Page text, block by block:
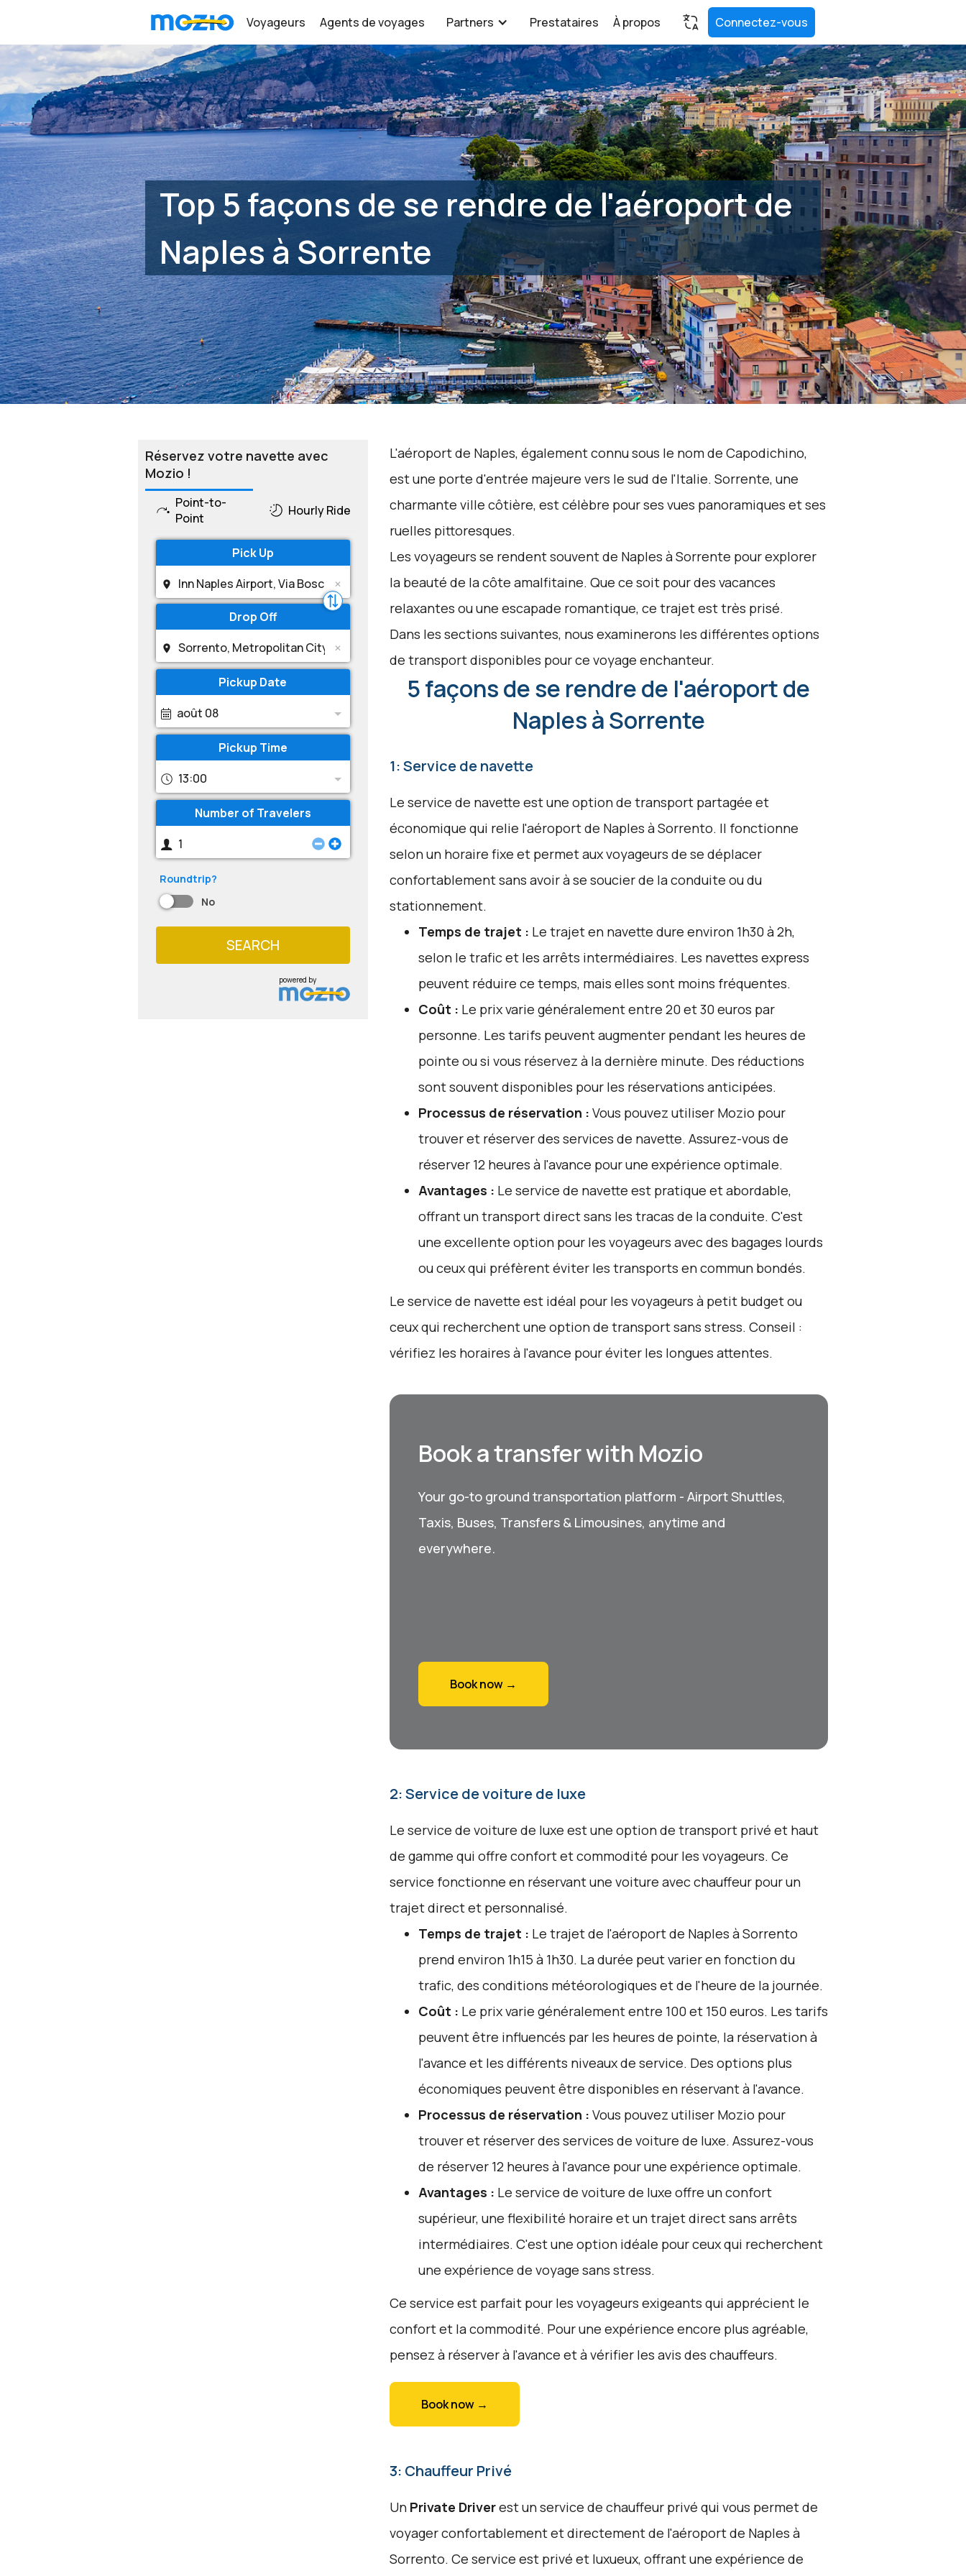
Voyageurs Agents de voyages Partners Prestataires À propos Connectez-vous
Top 5 façons de se rendre de l'aéroport de
Naples à Sorrente
Réservez votre navette avec
Mozio !
Point-to-
Point
Hourly Ride
Pick Up
Drop Off
Pickup Date
août 08
Pickup Time
13:00
Number of Travelers
Roundtrip?
No
SEARCH
powered by
L'aéroport de Naples, également connu sous le nom de Capodichino,
est une porte d'entrée majeure vers le sud de l'Italie. Sorrente, une
charmante ville côtière, est célèbre pour ses vues panoramiques et ses
ruelles pittoresques.
Les voyageurs se rendent souvent de Naples à Sorrente pour explorer
la beauté de la côte amalfitaine. Que ce soit pour des vacances
relaxantes ou une escapade romantique, ce trajet est très prisé.
Dans les sections suivantes, nous examinerons les différentes options
de transport disponibles pour ce voyage enchanteur.
5 façons de se rendre de l'aéroport de
Naples à Sorrente
1: Service de navette
Le service de navette est une option de transport partagée et
économique qui relie l'aéroport de Naples à Sorrento. Il fonctionne
selon un horaire fixe et permet aux voyageurs de se déplacer
confortablement sans avoir à se soucier de la conduite ou du
stationnement.
Temps de trajet : Le trajet en navette dure environ 1h30 à 2h,
selon le trafic et les arrêts intermédiaires. Les navettes express
peuvent réduire ce temps, mais elles sont moins fréquentes.
Coût : Le prix varie généralement entre 20 et 30 euros par
personne. Les tarifs peuvent augmenter pendant les heures de
pointe ou si vous réservez à la dernière minute. Des réductions
sont souvent disponibles pour les réservations anticipées.
Processus de réservation : Vous pouvez utiliser Mozio pour
trouver et réserver des services de navette. Assurez-vous de
réserver 12 heures à l'avance pour une expérience optimale.
Avantages : Le service de navette est pratique et abordable,
offrant un transport direct sans les tracas de la conduite. C'est
une excellente option pour les voyageurs avec des bagages lourds
ou ceux qui préfèrent éviter les transports en commun bondés.
Le service de navette est idéal pour les voyageurs à petit budget ou
ceux qui recherchent une option de transport sans stress. Conseil :
vérifiez les horaires à l'avance pour éviter les longues attentes.
Book a transfer with Mozio
Your go-to ground transportation platform - Airport Shuttles,
Taxis, Buses, Transfers & Limousines, anytime and
everywhere.
Book now →
2: Service de voiture de luxe
Le service de voiture de luxe est une option de transport privé et haut
de gamme qui offre confort et commodité pour les voyageurs. Ce
service fonctionne en réservant une voiture avec chauffeur pour un
trajet direct et personnalisé.
Temps de trajet : Le trajet de l'aéroport de Naples à Sorrento
prend environ 1h15 à 1h30. La durée peut varier en fonction du
trafic, des conditions météorologiques et de l'heure de la journée.
Coût : Le prix varie généralement entre 100 et 150 euros. Les tarifs
peuvent être influencés par les heures de pointe, la réservation à
l'avance et les différents niveaux de service. Des options plus
économiques peuvent être disponibles en réservant à l'avance.
Processus de réservation : Vous pouvez utiliser Mozio pour
trouver et réserver des services de voiture de luxe. Assurez-vous
de réserver 12 heures à l'avance pour une expérience optimale.
Avantages : Le service de voiture de luxe offre un confort
supérieur, une flexibilité horaire et un trajet direct sans arrêts
intermédiaires. C'est une option idéale pour ceux qui recherchent
une expérience de voyage sans stress.
Ce service est parfait pour les voyageurs exigeants qui apprécient le
confort et la commodité. Pour une expérience encore plus agréable,
pensez à réserver à l'avance et à vérifier les avis des chauffeurs.
Book now →
3: Chauffeur Privé
Un Private Driverest un service de chauffeur privé qui vous permet de
voyager confortablement et directement de l'aéroport de Naples à
Sorrento. Ce service est privé et luxueux, offrant une expérience de